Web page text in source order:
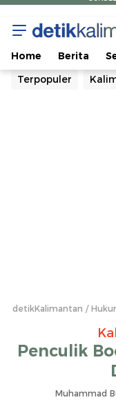
Home Berita
Terpopuler
detikKalimantan
Penculik
Muhammad